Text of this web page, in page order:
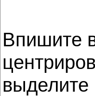
Впишите
выделите